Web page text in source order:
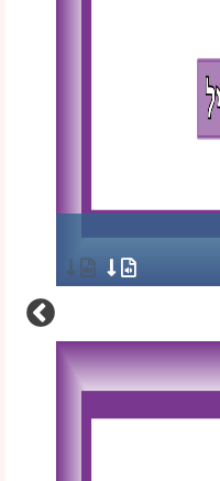
הרב